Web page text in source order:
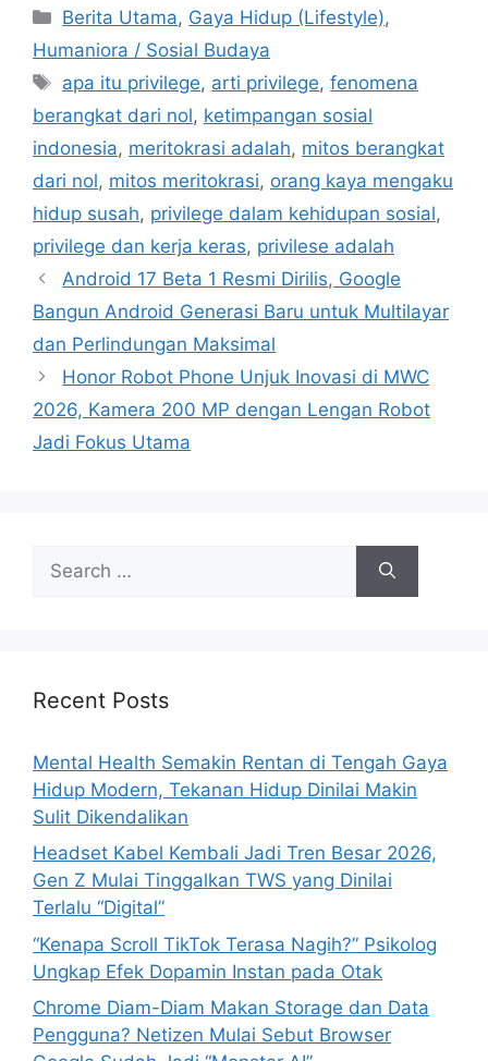
C
e
g
o
r
e
s
Berita Utama, Gaya Hidup (Lifestyle),
Humaniora / Sosial Budaya
T
s
apa itu privilege, arti privilege,fenomena
berangkat dari nol, ketimpangan sosial
indonesia, meritokrasi adalah, mitos berangkat
dari nol, mitos meritokrasi, orang kaya mengaku
hidup susah, privilege dalam kehidupan sosial,
privilege dan kerja keras, privilese adalah
Android 17 Beta 1 Resmi Dirilis, Google
Bangun Android Generasi Baru untuk Multilayar
dan Perlindungan Maksimal
Honor Robot Phone Unjuk Inovasi di MWC
2026, Kamera 200 MP dengan Lengan Robot
Jadi Fokus Utama
h
r
:
Recent Posts
Mental Health Semakin Rentan di Tengah Gaya
Hidup Modern, Tekanan Hidup Dinilai Makin
Sulit Dikendalikan
Headset Kabel Kembali Jadi Tren Besar 2026,
Gen Z Mulai Tinggalkan TWS yang Dinilai
Terlalu “Digital”
“Kenapa Scroll TikTok Terasa Nagih?” Psikolog
Ungkap Efek Dopamin Instan pada Otak
Chrome Diam-Diam Makan Storage dan Data
Pengguna? Netizen Mulai Sebut Browser